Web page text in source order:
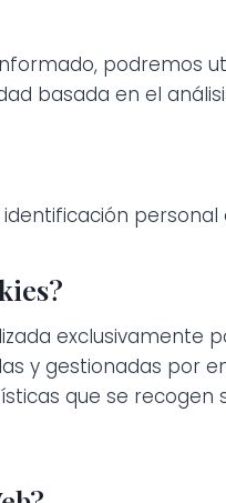
podremos
basada en el
exclusivamente
y gestionadas por
que se